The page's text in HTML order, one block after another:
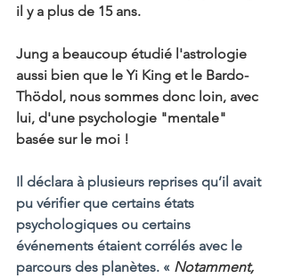
il y a plus de 15 ans.
Jung a beaucoup étudié l'astrologie
aussi bien que le Yi King et le Bardo-
Thödol, nous sommes donc loin, avec
lui, d'une psychologie "mentale"
basée sur le moi !
Il déclara à plusieurs reprises qu’il avait
pu vérifier que certains états
psychologiques ou certains
événements étaient corrélés avec le
parcours des planètes. « Notamment,